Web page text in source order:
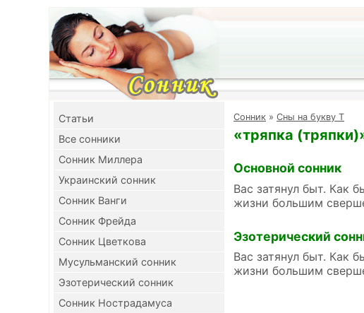
Cтатьи
Все сонники
Сонник Миллера
Украинский сонник
Сонник Ванги
Сонник Фрейда
Сонник Цветкова
Мусульманский сонник
Эзотерический сонник
Сонник Нострадамуса
Cонник » Сны на букву Т
«тряпка
Основной сонник
Вас затянул быт. Как
жизни большим
Эзотерический
Вас затянул быт. Как
жизни большим